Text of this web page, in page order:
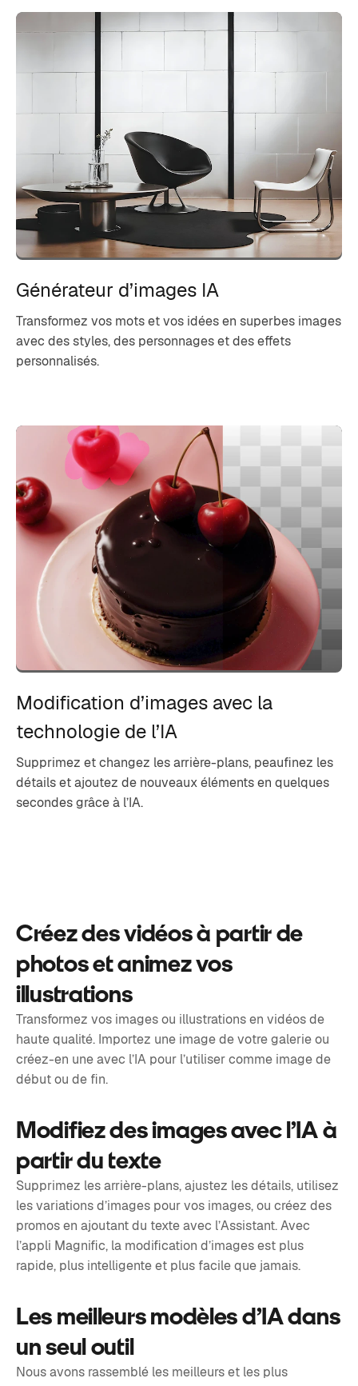
Générateur d’images IA
Transformez vos mots et vos idées en superbes images
avec des styles, des personnages et des effets
personnalisés.
Modification d’images avec la
technologie de l’IA
Supprimez et changez les arrière-plans, peaufinez les
détails et ajoutez de nouveaux éléments en quelques
secondes grâce à l’IA.
Créez des vidéos à partir de
photos et animez vos
illustrations
Transformez vos images ou illustrations en vidéos de
haute qualité. Importez une image de votre galerie ou
créez-en une avec l’IA pour l’utiliser comme image de
début ou de fin.
Modifiez des images avec l’IA à
partir du texte
Supprimez les arrière-plans, ajustez les détails, utilisez
les variations d’images pour vos images, ou créez des
promos en ajoutant du texte avec l’Assistant. Avec
l’appli Magnific, la modification d’images est plus
rapide, plus intelligente et plus facile que jamais.
Les meilleurs modèles d’IA dans
un seul outil
Nous avons rassemblé les meilleurs et les plus